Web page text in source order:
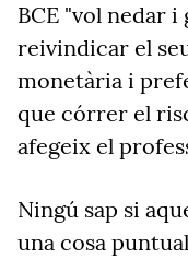
BCE "vol nedar i
reivindicar el
monetària i
que córrer el
afegeix el
Ningú sap si
una cosa